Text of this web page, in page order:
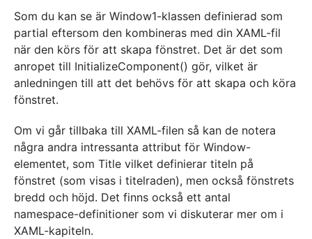
Som du kan se är Window1-klassen definierad som
partial eftersom den kombineras med din XAML-fil
när den körs för att skapa fönstret. Det är det som
anropet till InitializeComponent() gör, vilket är
anledningen till att det behövs för att skapa och köra
fönstret.
Om vi går tillbaka till XAML-filen så kan de notera
några andra intressanta attribut för Window-
elementet, som Title vilket definierar titeln på
fönstret (som visas i titelraden), men också fönstrets
bredd och höjd. Det finns också ett antal
namespace-definitioner som vi diskuterar mer om i
XAML-kapiteln.